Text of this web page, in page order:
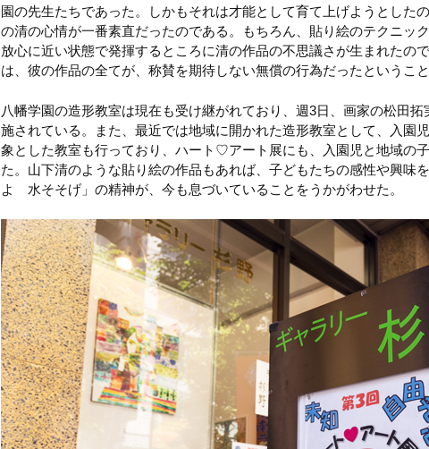
園の先生たちであった。しかもそれは才能として育て上げようとした
の清の心情が一番素直だったのである。もちろん、貼り絵のテクニッ
放心に近い状態で発揮するところに清の作品の不思議さが生まれたの
は、彼の作品の全てが、称賛を期待しない無償の行為だったということ
八幡学園の造形教室は現在も受け継がれており、週3日、画家の松田
施されている。また、最近では地域に開かれた造形教室として、入園
象とした教室も行っており、ハート♡アート展にも、入園児と地域の
た。山下清のような貼り絵の作品もあれば、子どもたちの感性や興
よ 水そそげ」の精神が、今も息づいていることをうかがわせた。